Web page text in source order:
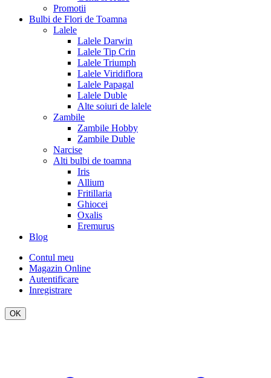
Promotii
Bulbi de Flori de Toamna
Lalele
Lalele Darwin
Lalele Tip Crin
Lalele Triumph
Lalele Viridiflora
Lalele Papagal
Lalele Duble
Alte soiuri de lalele
Zambile
Zambile Hobby
Zambile Duble
Narcise
Alti bulbi de toamna
Iris
Allium
Fritillaria
Ghiocei
Oxalis
Eremurus
Blog
Contul meu
Magazin Online
Autentificare
Inregistrare
OK